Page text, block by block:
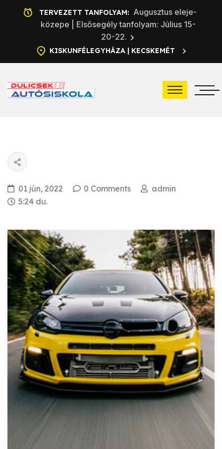
TERVEZETT TANFOLYAM: Augusztus eleje-
közepe | Elsősegély tanfolyam: Július 15-
20-22.
KISKUNFÉLEGYHÁZA | KECSKEMÉT
01 jún, 2022 0 Comments
admin
5:24 du.